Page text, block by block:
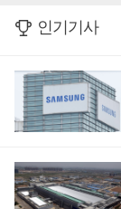
인기기사